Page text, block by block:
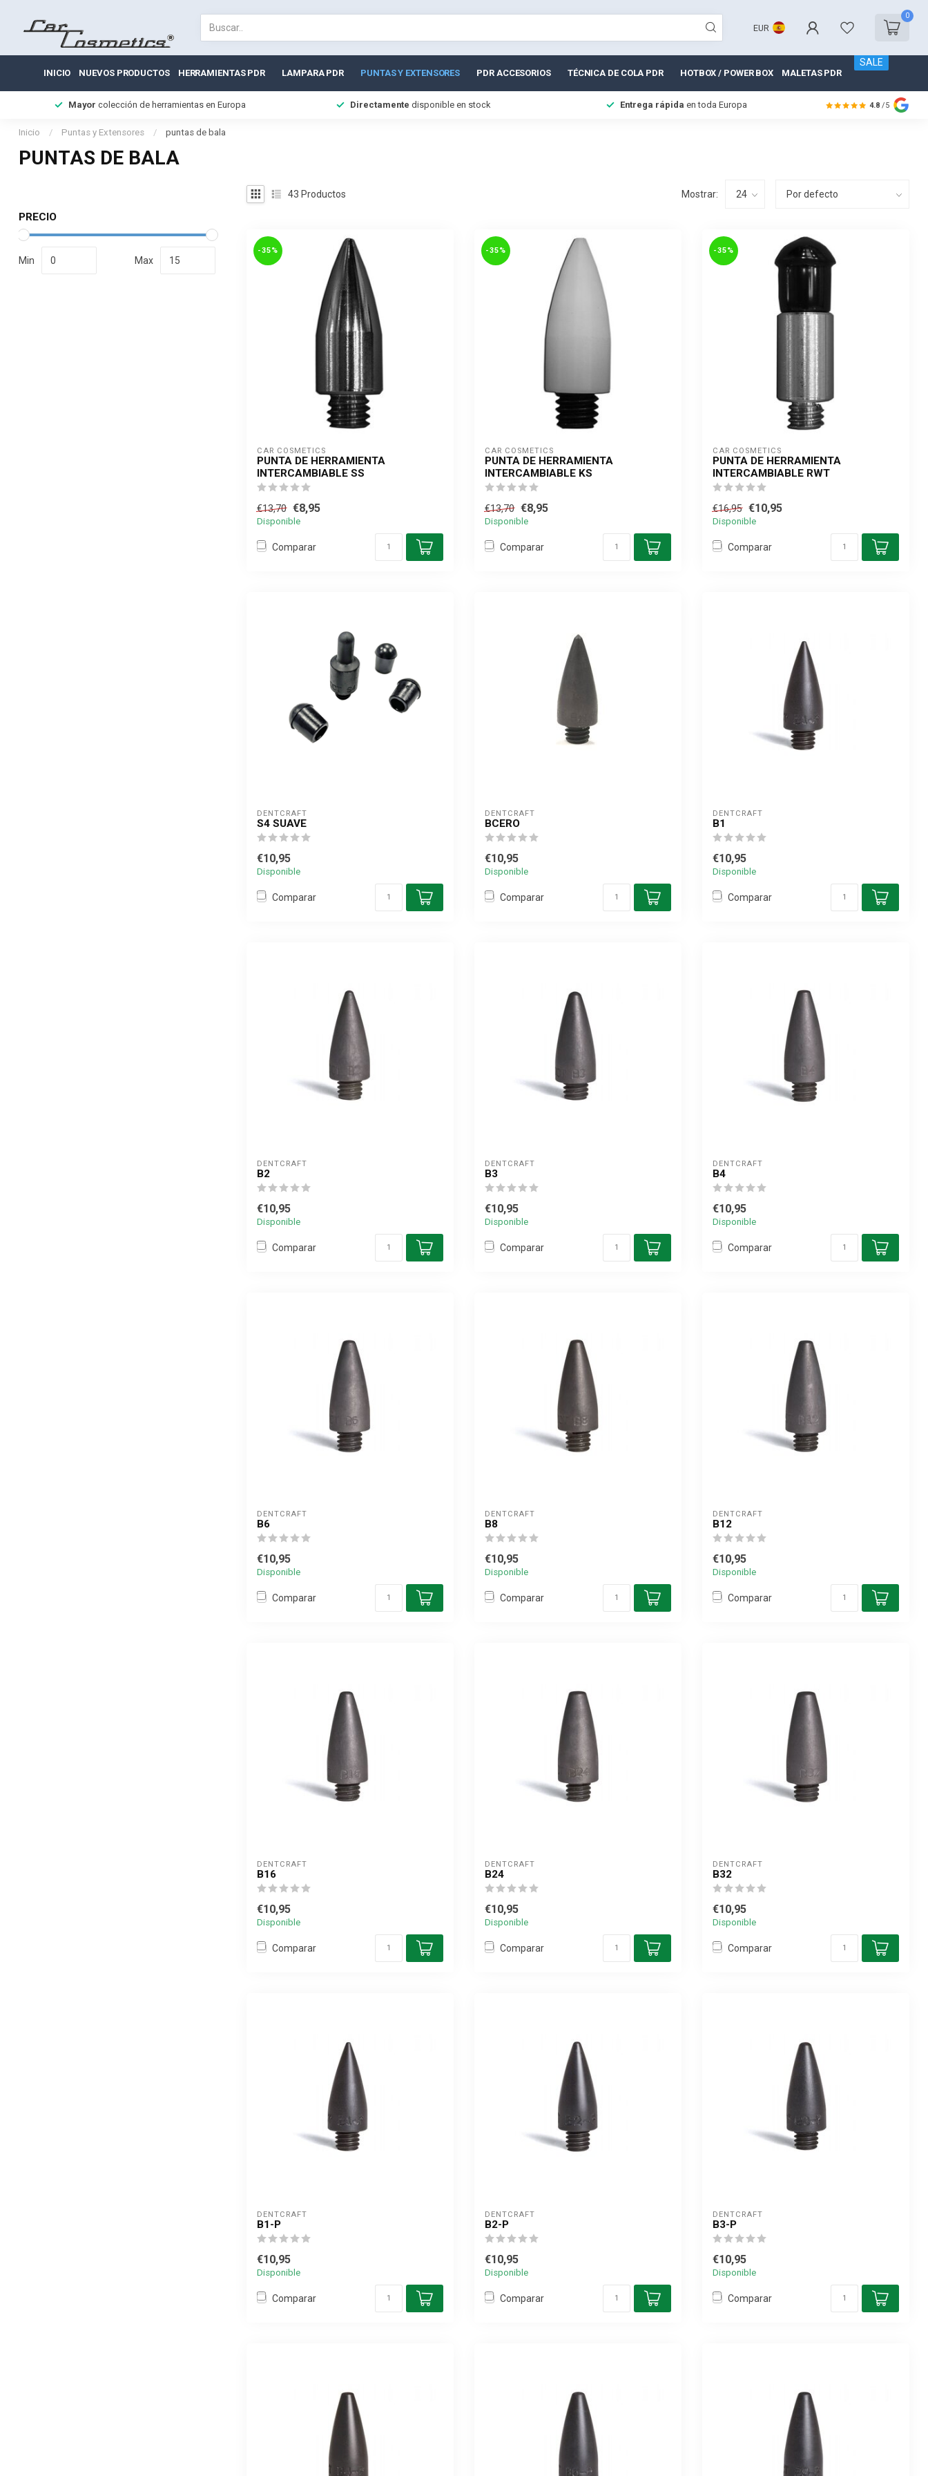
EUR
0
INICIO NUEVOS PRODUCTOS HERRAMIENTAS PDR LAMPARA PDR PUNTAS Y EXTENSORES PDR ACCESORIOS TÉCNICA DE COLA PDR HOTBOX / POWER BOX MALETAS PDR
SALE
Mayor colección de herramientas en Europa Directamente disponible en stock Entrega rápida en toda Europa 4.8 /5
Inicio / Puntas y Extensores / puntas de bala
PUNTAS DE BALA
PRECIO
Min Max
43 Productos Mostrar:
-35%
CAR COSMETICS
PUNTA DE HERRAMIENTA
INTERCAMBIABLE SS
€13,70 €8,95
Disponible
Comparar
-35%
CAR COSMETICS
PUNTA DE HERRAMIENTA
INTERCAMBIABLE KS
€13,70 €8,95
Disponible
Comparar
-35%
CAR COSMETICS
PUNTA DE HERRAMIENTA
INTERCAMBIABLE RWT
€16,95 €10,95
Disponible
Comparar
DENTCRAFT
S4 SUAVE
€10,95
Disponible
Comparar
DENTCRAFT
BCERO
€10,95
Disponible
Comparar
DENTCRAFT
B1
€10,95
Disponible
Comparar
DENTCRAFT
B2
€10,95
Disponible
Comparar
DENTCRAFT
B3
€10,95
Disponible
Comparar
DENTCRAFT
B4
€10,95
Disponible
Comparar
DENTCRAFT
B6
€10,95
Disponible
Comparar
DENTCRAFT
B8
€10,95
Disponible
Comparar
DENTCRAFT
B12
€10,95
Disponible
Comparar
DENTCRAFT
B16
€10,95
Disponible
Comparar
DENTCRAFT
B24
€10,95
Disponible
Comparar
DENTCRAFT
B32
€10,95
Disponible
Comparar
DENTCRAFT
B1-P
€10,95
Disponible
Comparar
DENTCRAFT
B2-P
€10,95
Disponible
Comparar
DENTCRAFT
B3-P
€10,95
Disponible
Comparar